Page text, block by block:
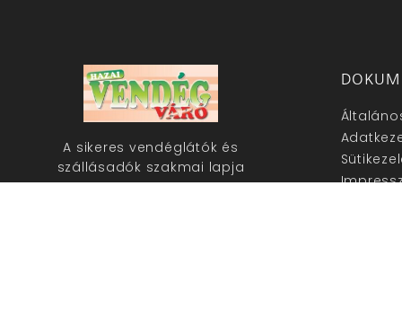
A sikeres vendéglátók és
szállásadók szakmai lapja